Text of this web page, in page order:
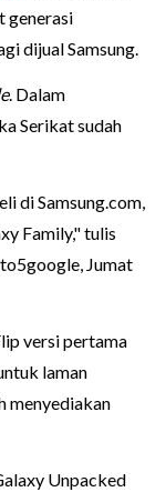
generasi
dijual Samsung.
. Dalam
Serikat sudah
di Samsung.com,
Family," tulis
Jumat
versi pertama
laman
menyediakan
Unpacked